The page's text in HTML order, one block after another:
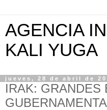
AGENCIA
KALI YUGA
jueves, 28 de abril de
IRAK: GRANDES